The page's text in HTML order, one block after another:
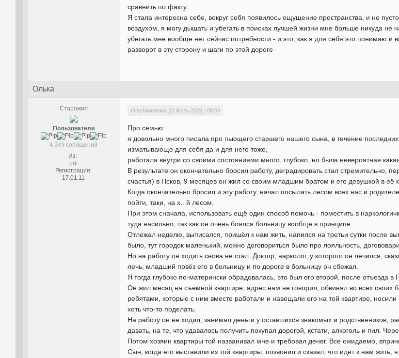
сравнить по факту.
Я стала интересна себе, вокруг себя появилось ощущение пространства, и не
воздухом, я могу дышать и убегать в поисках лучшей жизни мне больше никуда не
убегать мне вообще нет сейчас потребности - и это, как я для себя это понимаю и
разворот в эту сторону и шаги по этой дороге
Олька
Старожил
Пользователи
4 349 сообщений
Из:
рф
Регистрация:
17.01.11
Опубликовано 23 Июль 2026 - 08:59
Про семью:
я довольно много писала про пьющего старшего нашего сына, в течение
изматывающе для себя да и для него тоже,
работала внутри со своими состояниями много, глубоко, но была невероятная
В результате он окончательно бросил работу, деградировать стал стремительно,
счастья) в Псков, 9 месяцев он жил со своим младшим братом и его девушкой в её
Когда окончательно бросил и эту работу, начал посылать лесом всех нас и
пойти, таки, на х.. й лесом.
При этом сначала, использовать ещё один способ помочь - поместить в
туда насильно, так как он очень боялся больницу вообще в принципе.
Отлежал неделю, выписался, пришёл к нам жить, напился на третьи сутки после
было, тут городок маленький, можно договориться было про лояльность,
Но на работу он ходить снова не стал. Доктор, нарколог, у которого он лечился,
лечь, младший повёз его в больницу и по дороге в больницу он сбежал.
Я тогда глубоко по-матерински обрадовалась, это был его второй, после отъезда
Он жил месяц на съемной квартире, адрес нам не говорил, обвинял во всех своих
ребятами, которые с ним вместе работали и навещали его на той квартире, носили
хоть что-то поделать.
На работу он не ходил, занимал деньги у оставшихся знакомых и родственников,
давать, на те, что удавалось получить покупал дорогой, кстати, алкоголь и пил.
Потом хозяин квартиры той названивал мне и требовал денег. Все ожидаемо,
Сын, когда его выставили из той квартиры, позвонил и сказал, что идет к нам жить, я